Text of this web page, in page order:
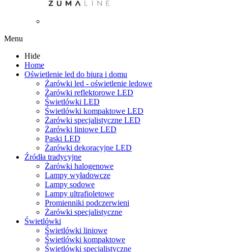
Menu
Hide
Home
Oświetlenie led do biura i domu
Żarówki led - oświetlenie ledowe
Żarówki reflektorowe LED
Świetlówki LED
Świetlówki kompaktowe LED
Żarówki specjalistyczne LED
Żarówki liniowe LED
Paski LED
Żarówki dekoracyjne LED
Źródła tradycyjne
Żarówki halogenowe
Lampy wyładowcze
Lampy sodowe
Lampy ultrafioletowe
Promienniki podczerwieni
Żarówki specjalistyczne
Świetlówki
Świetlówki liniowe
Świetlówki kompaktowe
Świetlówki specjalistyczne